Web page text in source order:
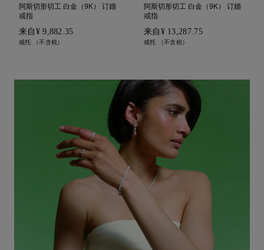
阿斯切形切工 白金（9K） 订婚
戒指
来自 ¥ 9,882.35
戒托 （不含税）
阿斯切形切工 白金（9K） 订婚
戒指
来自 ¥ 13,287.75
戒托 （不含税）